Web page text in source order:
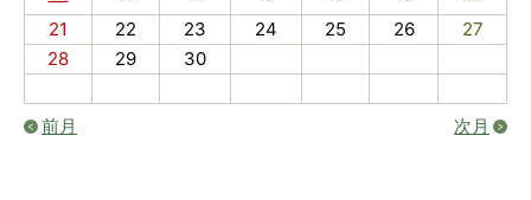
21
22 23 24 25 26
27
28
29 30
前月 次月